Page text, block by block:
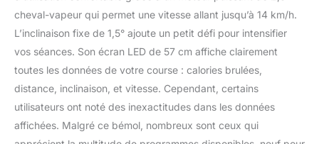
cheval-vapeur qui permet une vitesse allant jusqu’à 14 km/h.
L’inclinaison fixe de 1,5° ajoute un petit défi pour intensifier
vos séances. Son écran LED de 57 cm affiche clairement
toutes les données de votre course : calories brulées,
distance, inclinaison, et vitesse. Cependant, certains
utilisateurs ont noté des inexactitudes dans les données
affichées. Malgré ce bémol, nombreux sont ceux qui